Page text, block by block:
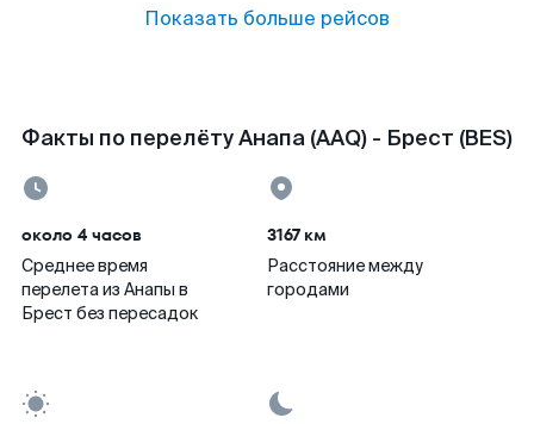
Показать больше рейсов
Факты по перелёту Анапа (AAQ) - Брест (BES)
около 4 часов
Среднее время
перелета из Анапы в
Брест без пересадок
3167 км
Расстояние между
городами